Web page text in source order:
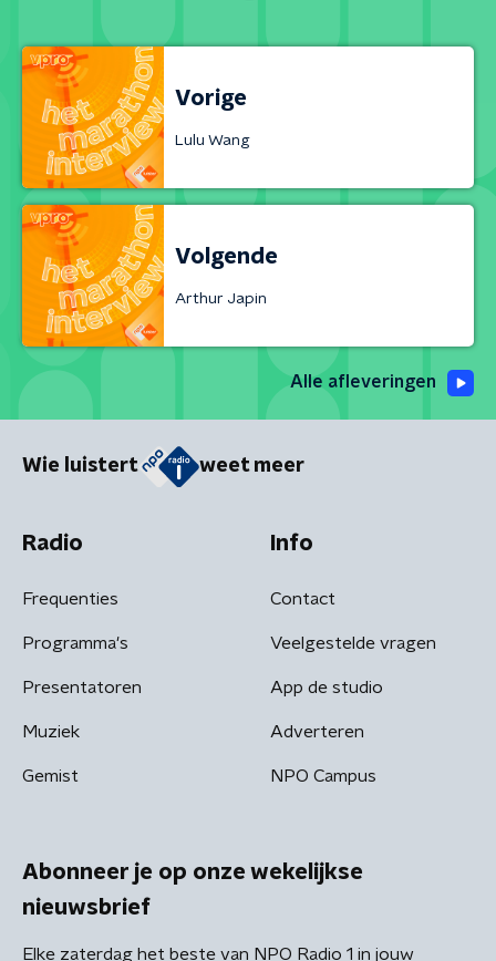
Vorige
Lulu Wang
Volgende
Arthur Japin
Alle afleveringen
Wie luistert weet meer
Radio
Frequenties
Programma's
Presentatoren
Muziek
Gemist
Info
Contact
Veelgestelde vragen
App de studio
Adverteren
NPO Campus
Abonneer je op onze wekelijkse
nieuwsbrief
Elke zaterdag het beste van NPO Radio 1 in jouw